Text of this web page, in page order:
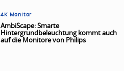
4K Monitor
AmbiScape: Smarte
Hintergrundbeleuchtung kommt auch
auf die Monitore von Philips